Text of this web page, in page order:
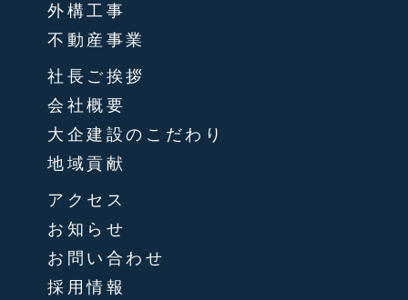
外構工事
不動産事業
社長ご挨拶
会社概要
大企建設のこだわり
地域貢献
アクセス
お知らせ
お問い合わせ
採用情報